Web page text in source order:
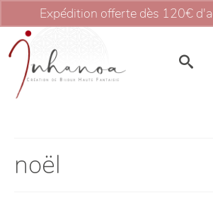
Expédition offerte dès 120€
noël